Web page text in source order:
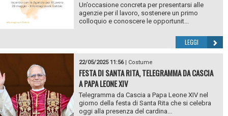
Un’occasione concreta per presentarsi alle
agenzie per il lavoro, sostenere un primo
colloquio e conoscere le opportunit...
LEGGI
22/05/2025 11:56| Costume
FESTA DI SANTA RITA, TELEGRAMMA DA CASCIA
A PAPA LEONE XIV
Telegramma da Cascia a Papa Leone XIV nel
giorno della festa di Santa Rita che si celebra
oggi alla presenza del cardina...